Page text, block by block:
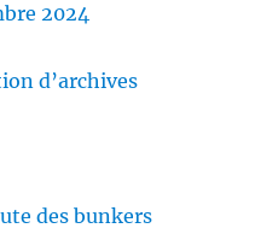
2024
d’archives
des bunkers